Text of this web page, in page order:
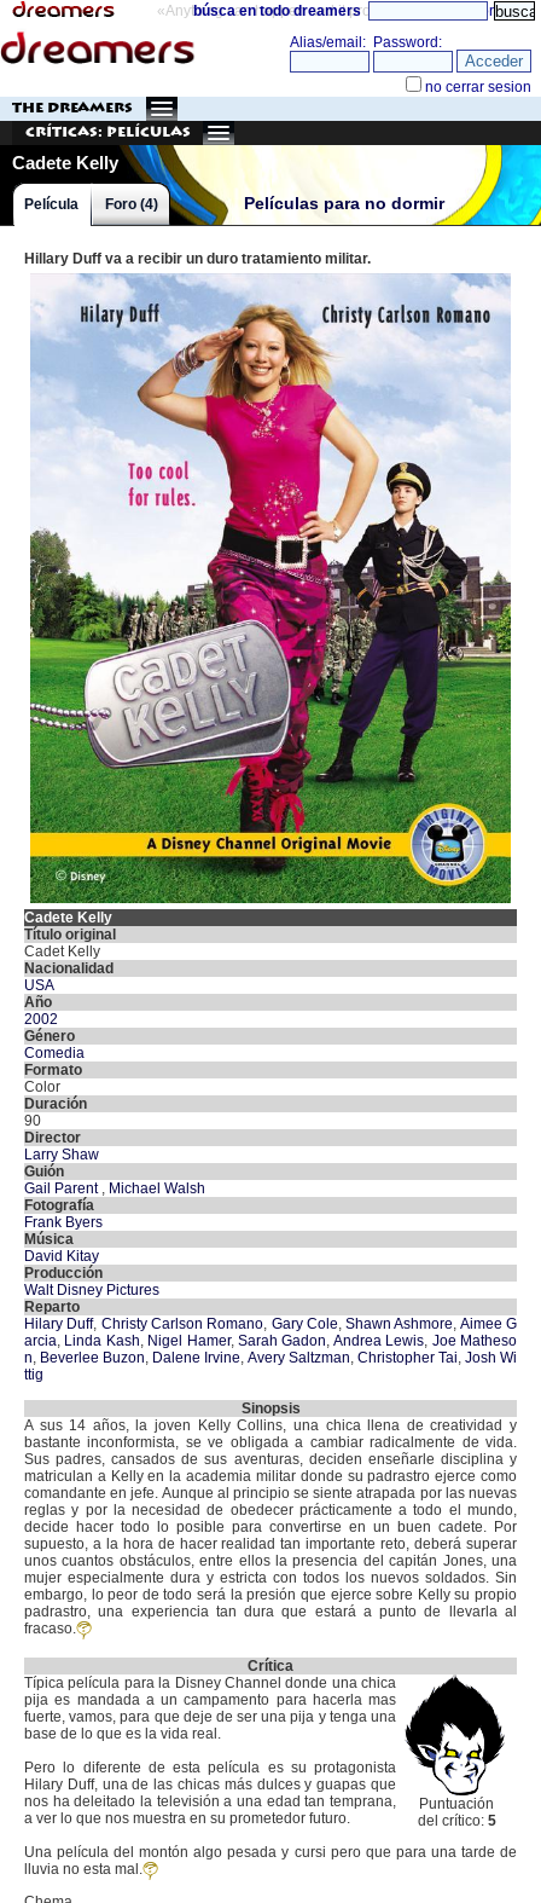
«Anything can happen and it probably will» directorio
búsca en todo dreamers
THE DREAMERS
Críticas: Películas
Cadete Kelly
Películas para no dormir
Película Foro (4)
Hillary Duff va a recibir un duro tratamiento militar.
Cadete Kelly
Título original
Cadet Kelly
Nacionalidad
USA
Año
2002
Género
Comedia
Formato
Color
Duración
90
Director
Larry Shaw
Guión
Gail Parent , Michael Walsh
Fotografía
Frank Byers
Música
David Kitay
Producción
Walt Disney Pictures
Reparto
Hilary Duff, Christy Carlson Romano, Gary Cole,Shawn Ashmore, Aimee G
arcia, Linda Kash, Nigel Hamer,Sarah Gadon, Andrea Lewis, Joe Matheso
n, Beverlee Buzon, Dalene Irvine, Avery Saltzman, Christopher Tai, Josh Wi
ttig
Sinopsis
A sus 14 años, la joven Kelly Collins, una chica llena de creatividad y
bastante inconformista, se ve obligada a cambiar radicalmente de vida.
Sus padres, cansados de sus aventuras, deciden enseñarle disciplina y
matriculan a Kelly en la academia militar donde su padrastro ejerce como
comandante en jefe. Aunque al principio se siente atrapada por las nuevas
reglas y por la necesidad de obedecer prácticamente a todo el mundo,
decide hacer todo lo posible para convertirse en un buen cadete. Por
supuesto, a la hora de hacer realidad tan importante reto, deberá superar
unos cuantos obstáculos, entre ellos la presencia del capitán Jones, una
mujer especialmente dura y estricta con todos los nuevos soldados. Sin
embargo, lo peor de todo será la presión que ejerce sobre Kelly su propio
padrastro, una experiencia tan dura que estará a punto de llevarla al
fracaso.
Crítica
Puntuación
del crítico: 5
Típica película para la Disney Channel donde una chica
pija es mandada a un campamento para hacerla mas
fuerte, vamos, para que deje de ser una pija y tenga una
base de lo que es la vida real.
Pero lo diferente de esta película es su protagonista
Hilary Duff, una de las chicas más dulces y guapas que
nos ha deleitado la televisión a una edad tan temprana,
a ver lo que nos muestra en su prometedor futuro.
Una película del montón algo pesada y cursi pero que para una tarde de
lluvia no esta mal.